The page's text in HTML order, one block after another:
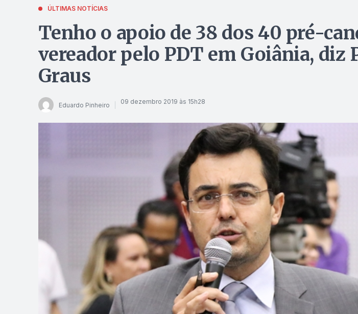
ÚLTIMAS NOTÍCIAS
Tenho o apoio de 38 dos 40 pré-
vereador pelo PDT em Goiânia, diz
Graus
Eduardo Pinheiro 09 dezembro 2019 às 15h28